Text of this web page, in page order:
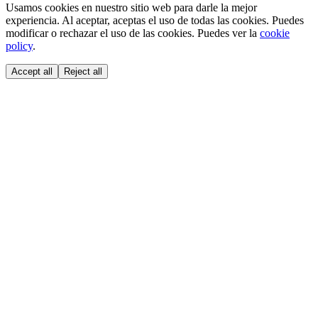
Usamos cookies en nuestro sitio web para darle la mejor
experiencia. Al aceptar, aceptas el uso de todas las cookies. Puedes
modificar o rechazar el uso de las cookies. Puedes ver la cookie
policy.
Accept all Reject all